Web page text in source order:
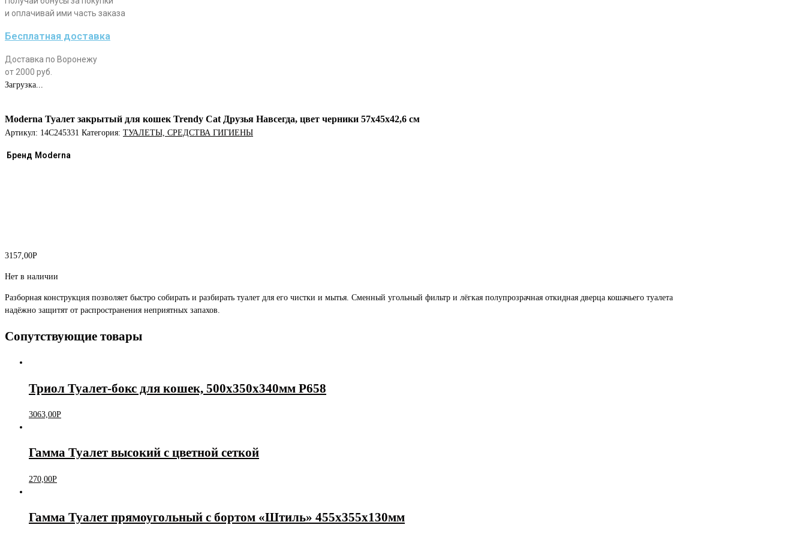
и оплачивай ими часть заказа
Бесплатная доставка
Доставка по Воронежу
от 2000 руб.
Загрузка...
Moderna Туалет закрытый для кошек Trendy Cat Друзья Навсегда, цвет черники 57х45х42,6 см
Артикул: 14C245331 Категория: ТУАЛЕТЫ, СРЕДСТВА ГИГИЕНЫ
Бренд Moderna
3157,00Р
Нет в наличии
Разборная конструкция позволяет быстро собирать и разбирать туалет для его чистки и мытья. Сменный угольный фильтр и лёгкая полупрозрачная откидная дверца кошачьего туалета
надёжно защитят от распространения неприятных запахов.
Сопутствующие товары
Триол Туалет-бокс для кошек, 500х350х340мм P658
3063,00Р
Гамма Туалет высокий с цветной сеткой
270,00Р
Гамма Туалет прямоугольный с бортом «Штиль» 455х355х130мм